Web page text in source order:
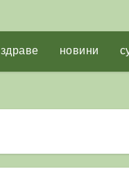
здраве новини